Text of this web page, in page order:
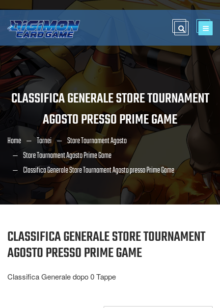
CLASSIFICA GENERALE STORE TOURNAMENT
AGOSTO PRESSO PRIME GAME
Home Tornei
Store Tournament Agosto
Store Tournament Agosto Prime Game
Classifica Generale Store Tournament Agosto presso Prime Game
CLASSIFICA GENERALE STORE TOURNAMENT
AGOSTO PRESSO PRIME GAME
Classifica Generale dopo 0Tappe